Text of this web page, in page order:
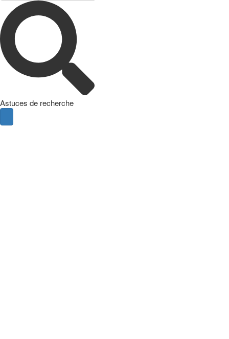
Astuces de recherche